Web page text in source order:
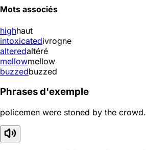
Mots associés
highhaut
intoxicatedivrogne
alteredaltéré
mellowmellow
buzzedbuzzed
Phrases d'exemple
policemen were stoned by the crowd.